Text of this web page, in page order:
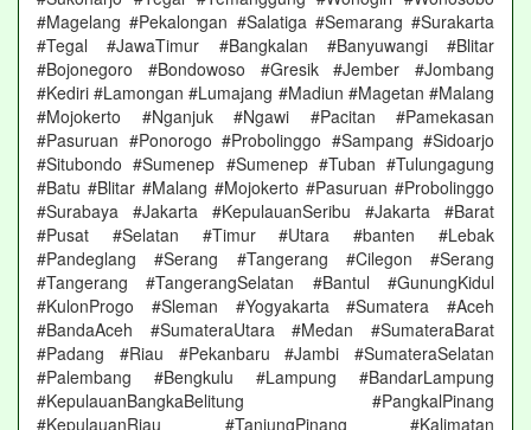
#Magelang #Pekalongan #Salatiga #Semarang #Surakarta
#Tegal #JawaTimur #Bangkalan #Banyuwangi #Blitar
#Bojonegoro #Bondowoso #Gresik #Jember #Jombang
#Kediri #Lamongan #Lumajang #Madiun #Magetan #Malang
#Mojokerto #Nganjuk #Ngawi #Pacitan #Pamekasan
#Pasuruan #Ponorogo #Probolinggo #Sampang #Sidoarjo
#Situbondo #Sumenep #Sumenep #Tuban #Tulungagung
#Batu #Blitar #Malang #Mojokerto #Pasuruan #Probolinggo
#Surabaya #Jakarta #KepulauanSeribu #Jakarta #Barat
#Pusat #Selatan #Timur #Utara #banten #Lebak
#Pandeglang #Serang #Tangerang #Cilegon #Serang
#Tangerang #TangerangSelatan #Bantul #GunungKidul
#KulonProgo #Sleman #Yogyakarta #Sumatera #Aceh
#BandaAceh #SumateraUtara #Medan #SumateraBarat
#Padang #Riau #Pekanbaru #Jambi #SumateraSelatan
#Palembang #Bengkulu #Lampung #BandarLampung
#KepulauanBangkaBelitung #PangkalPinang
#KepulauanRiau #TanjungPinang #Kalimatan